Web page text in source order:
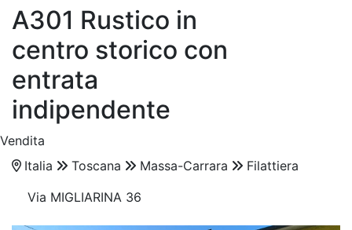
A301 Rustico in
centro storico con
entrata
indipendente
Vendita
Italia
Toscana Massa-Carrara
Filattiera
Via MIGLIARINA 36